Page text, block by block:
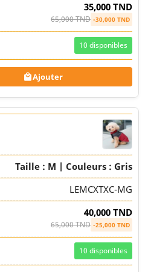
35,000 TND
65,000 TND -30,000 TND
10 disponibles
Ajouter
Taille : M | Couleurs : Gris
LEMCXTXC-MG
40,000 TND
65,000 TND -25,000 TND
10 disponibles